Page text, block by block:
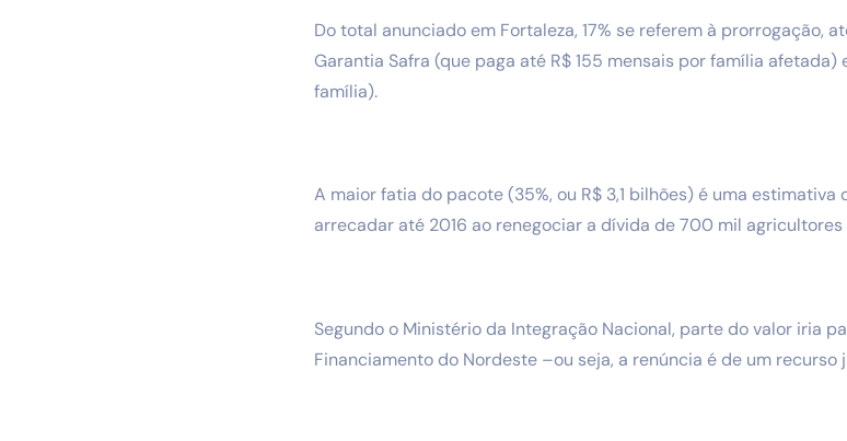
Do total anunciado em Fortaleza, 17% se referem à prorrogação,
Garantia Safra (que paga até R$ 155 mensais por família afetada)
família).
A maior fatia do pacote (35%, ou R$ 3,1 bilhões) é uma
arrecadar até 2016 ao renegociar a dívida de 700 mil
Segundo o Ministério da Integração Nacional, parte do valor iria
Financiamento do Nordeste –ou seja, a renúncia é de um recurso